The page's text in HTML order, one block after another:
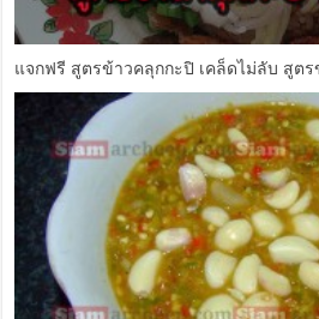
แจกฟรี สูตรข้าวคลุกกะปิ เคล็ดไม่ลับ สูตร